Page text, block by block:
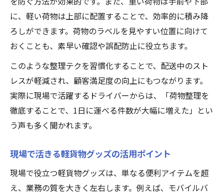
に、軽い荷物は上部に配置することで、効率的に積み降
ろしができます。荷物のラベルを見やすい位置に向けて
おくことも、素早い確認や誤配防止に役立ちます。
このような整理テクを習慣化することで、配送中のスト
レスが軽減され、顧客満足度の向上にもつながります。
実際に現場で活躍するドライバーからは、「荷物整理を
徹底することで、1日に運べる件数が大幅に増えた」とい
う声も多く聞かれます。
現場で活きる軽貨物グッズの活用ポイント
現場で役立つ軽貨物グッズは、単なる便利アイテムを超
え、業務の質を大きく左右します。例えば、モバイルバ